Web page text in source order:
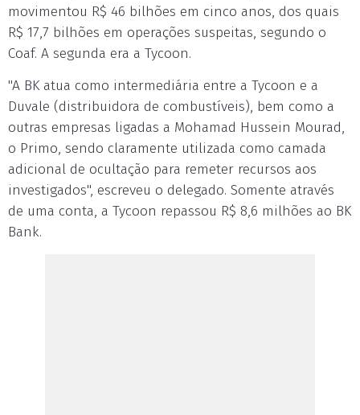
movimentou R$ 46 bilhões em cinco anos, dos quais
R$ 17,7 bilhões em operações suspeitas, segundo o
Coaf. A segunda era a Tycoon.
"A BK atua como intermediária entre a Tycoon e a
Duvale (distribuidora de combustíveis), bem como a
outras empresas ligadas a Mohamad Hussein Mourad,
o Primo, sendo claramente utilizada como camada
adicional de ocultação para remeter recursos aos
investigados", escreveu o delegado. Somente através
de uma conta, a Tycoon repassou R$ 8,6 milhões ao BK
Bank.